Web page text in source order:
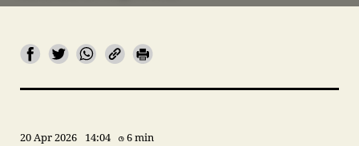
20 Apr 2026 14:04 6 min